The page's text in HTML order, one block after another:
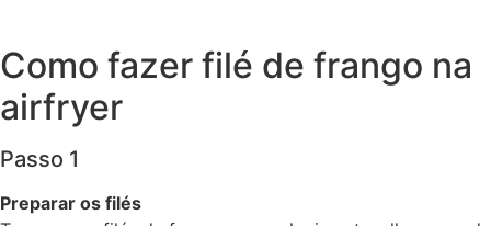
Como fazer filé de frango na
airfryer
Passo 1
Preparar os filés